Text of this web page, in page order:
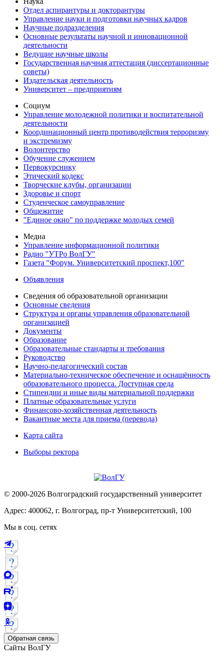
Отдел аспирантуры и докторантуры
Управление науки и подготовки научных кадров
Научные подразделения
Основные результаты научной и инновационной
деятельности
Ведущие научные школы
Государственная научная аттестация (диссертационные
советы)
Издательская деятельность
Университет – предприятиям
Социум
Управление молодежной политики и воспитательной
деятельности
Координационный центр противодействия терроризму
и экстремизму
Волонтерство
Обучение служением
Первокурснику
Этический кодекс
Творческие клубы, организации
Здоровье и спорт
Студенческое самоуправление
Общежитие
"Единое окно" по поддержке молодых семей
Медиа
Управление информационной политики
Радио "УТРо ВолГУ"
Газета "Форум. Университетский проспект,100"
Объявления
Сведения об образовательной организации
Основные сведения
Структура и органы управления образовательной
организацией
Документы
Образование
Образовательные стандарты и требования
Руководство
Научно-педагогический состав
Материально-техническое обеспечение и оснащённость
образовательного процесса. Доступная среда
Стипендии и иные виды материальной поддержки
Платные образовательные услуги
Финансово-хозяйственная деятельность
Вакантные места для приема (перевода)
Карта сайта
Выборы ректора
© 2000-2026 Волгоградский государственный университет
Адрес: 400062, г. Волгоград, пр-т Университетский, 100
Мы в соц. сетях
Обратная связь
Сайты ВолГУ